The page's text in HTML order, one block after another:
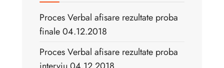
Proces Verbal afisare rezultate proba
finale 04.12.2018
Proces Verbal afisare rezultate proba